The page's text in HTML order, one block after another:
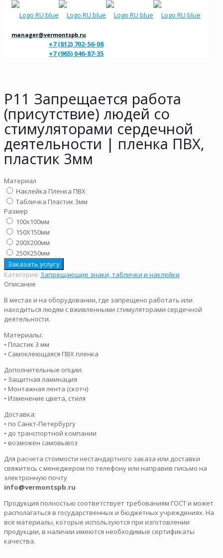
manager@vermontspb.ru
+7 (812) 702-56-08
+7 (965) 046-87-35
P11 Запрещается работа
(присутствие) людей со
стимуляторами сердечной
деятельности | пленка ПВХ,
пластик 3мм
Материал
Наклейка Пленка ПВХ
Табличка Пластик 3мм
Размер
100х100мм
150Х150мм
200Х200мм
250Х250мм
Заказать услугу
Категория: Запрещающие знаки, таблички и наклейки
Описание
В местах и на оборудовании, где запрещено работать или
находиться людям с вживленными стимуляторами сердечной
деятельности.
Материалы:
• Пластик 3 мм
• Самоклеющаяся ПВХ пленка
Дополнительные опции:
• Защитная ламинация
• Монтажная лента (скотч)
• Изменение цвета, стиля
Доставка:
• по Санкт-Петербургу
• до транспортной компании
• возможен самовывоз
Для расчета стоимости нестандартного заказа или доставки
свяжитесь с менеджером по телефону или направив письмо на
электронную почту
info@vermontspb.ru
Продукция полностью соответствует требованиям ГОСТ и может
располагаться в государственных и бюджетных учреждениях. На
все материалы, которые используются при изготовлении
продукции, в наличии имеются необходимые сертификаты
качества.